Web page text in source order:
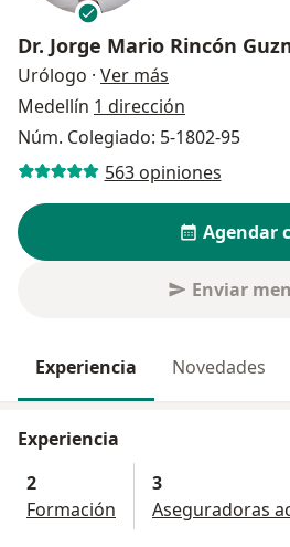
Dr. Jorge Mario Rincón
Urólogo · Ver más
Medellín 1 dirección
Núm. Colegiado: 5-1802-95
563 opiniones
Agendar
Enviar
Experiencia Novedades
Experiencia
2
Formación
3
Aseguradoras